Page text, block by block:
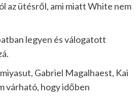
az ütésről, ami miatt White nem
legyen és válogatott
Gabriel Magalhaest, Kai
várható, hogy időben